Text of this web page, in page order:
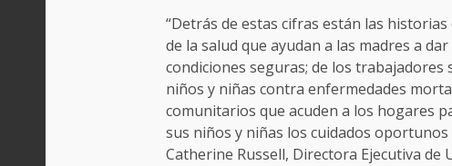
“Detrás de estas cifras están las
de la salud que ayudan a las madres a
condiciones seguras; de los
niños y niñas contra enfermedades
comunitarios que acuden a los hogares
sus niños y niñas los cuidados
Catherine Russell, Directora Ejecutiva de